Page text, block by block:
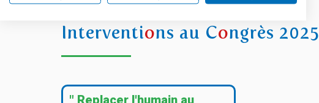
Interventions au Congrès 2025
" Replacer l'humain au